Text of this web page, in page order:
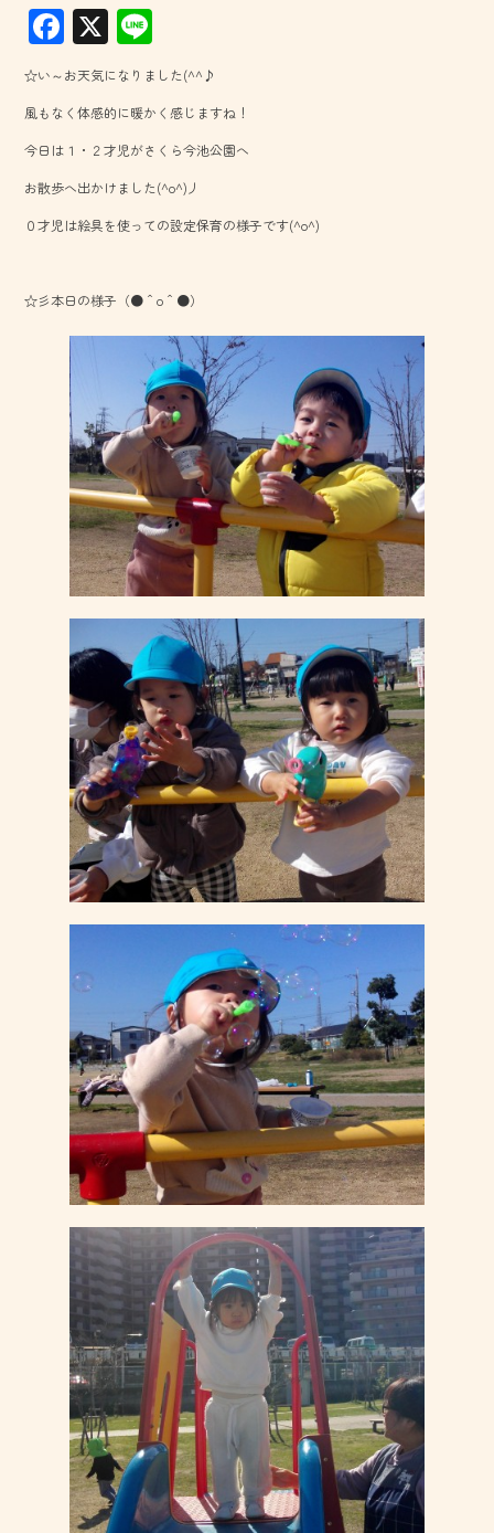
F
ac
e
b
o
ok
X
ne
☆い～お天気になりました(^^♪
風もなく体感的に暖かく感じますね！
今日は１・２才児がさくら今池公園へ
お散歩へ出かけました(^o^)丿
０才児は絵具を使っての設定保育の様子です(^o^)
☆彡本日の様子（●＾o＾●）